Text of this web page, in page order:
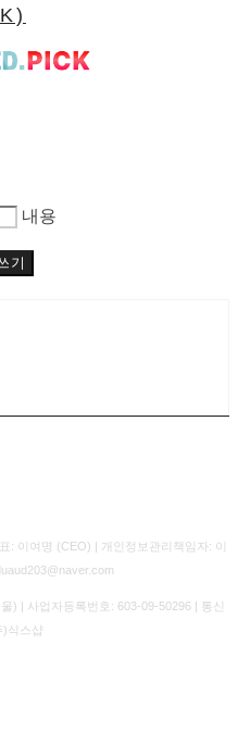
내용
기
: 이여명 (CEO) | 개인정보관리책임자: 이
) | 사업자등록번호: 603-09-50296 | 통신
)식스샵